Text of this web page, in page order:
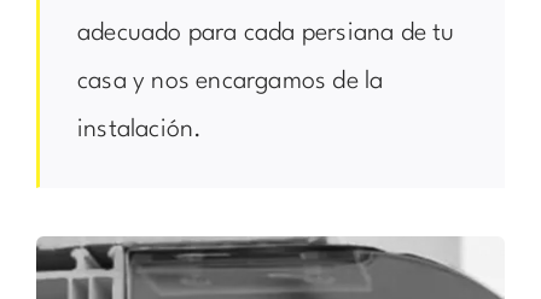
adecuado para cada persiana de tu
casa y nos encargamos de la
instalación.